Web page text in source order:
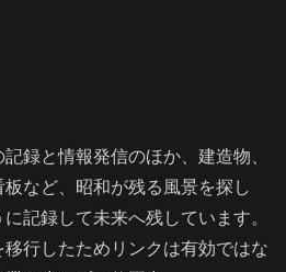
録と情報発信のほか、建造物、
など、昭和が残る風景を探し
記録して未来へ残しています。
行したためリンクは有効ではな